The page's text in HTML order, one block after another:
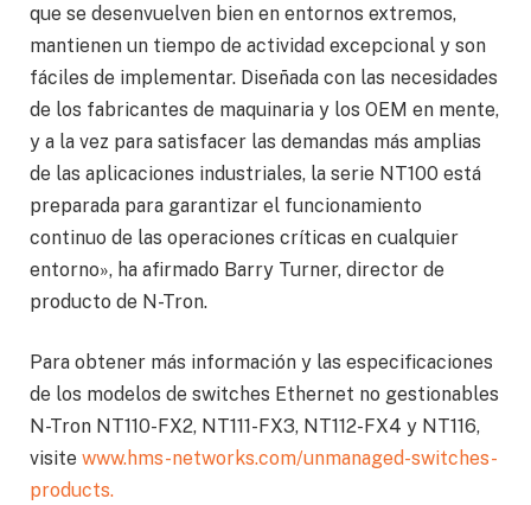
que se desenvuelven bien en entornos extremos,
mantienen un tiempo de actividad excepcional y son
fáciles de implementar. Diseñada con las necesidades
de los fabricantes de maquinaria y los OEM en mente,
y a la vez para satisfacer las demandas más amplias
de las aplicaciones industriales, la serie NT100 está
preparada para garantizar el funcionamiento
continuo de las operaciones críticas en cualquier
entorno», ha afirmado Barry Turner, director de
producto de N-Tron.
Para obtener más información y las especificaciones
de los modelos de switches Ethernet no gestionables
N-Tron NT110-FX2, NT111-FX3, NT112-FX4 y NT116,
visite www.hms-networks.com/unmanaged-switches-
products.